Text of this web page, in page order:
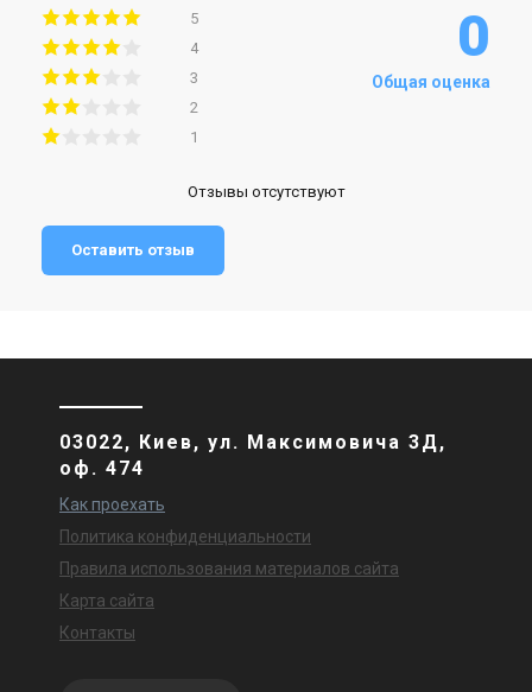
5
4
3
2
1
0
Общая оценка
Отзывы отсутствуют
Оставить отзыв
03022, Киев, ул. Максимовича 3Д,
оф. 474
Как проехать
Политика конфиденциальности
Правила использования материалов сайта
Карта сайта
Контакты